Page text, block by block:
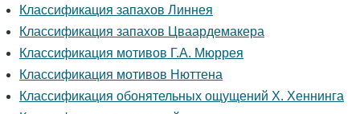
Классификация запахов Линнея
Классификация запахов Цваардемакера
Классификация мотивов Г.А. Мюррея
Классификация мотивов Нюттена
Классификация обонятельных ощущений Х. Хеннинга